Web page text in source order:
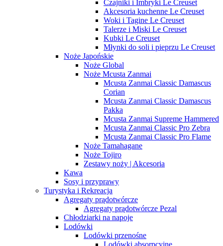
Czajniki i Imbryki Le Creuset
Akcesoria kuchenne Le Creuset
Woki i Tagine Le Creuset
Talerze i Miski Le Creuset
Kubki Le Creuset
Młynki do soli i pieprzu Le Creuset
Noże Japońskie
Noże Global
Noże Mcusta Zanmai
Mcusta Zanmai Classic Damascus
Corian
Mcusta Zanmai Classic Damascus
Pakka
Mcusta Zanmai Supreme Hammered
Mcusta Zanmai Classic Pro Zebra
Mcusta Zanmai Classic Pro Flame
Noże Tamahagane
Noże Tojiro
Zestawy noży | Akcesoria
Kawa
Sosy i przyprawy
Turystyka i Rekreacja
Agregaty prądotwórcze
Agregaty prądotwórcze Pezal
Chłodziarki na napoje
Lodówki
Lodówki przenośne
Lodówki absorpcyjne